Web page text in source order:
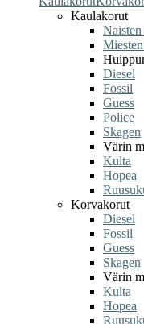
Kaulakorut
Diesel
Fossil
Guess
Police
Skagen
Värin
Kulta
Hopea
Korvakorut
Diesel
Fossil
Guess
Skagen
Värin
Kulta
Hopea